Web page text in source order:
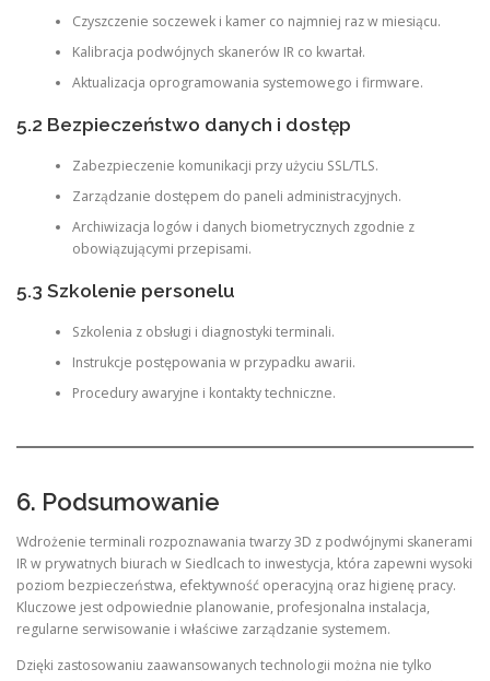
Czyszczenie soczewek i kamer co najmniej raz w miesiącu.
Kalibracja podwójnych skanerów IR co kwartał.
Aktualizacja oprogramowania systemowego i firmware.
5.2 Bezpieczeństwo danych i dostęp
Zabezpieczenie komunikacji przy użyciu SSL/TLS.
Zarządzanie dostępem do paneli administracyjnych.
Archiwizacja logów i danych biometrycznych zgodnie z
obowiązującymi przepisami.
5.3 Szkolenie personelu
Szkolenia z obsługi i diagnostyki terminali.
Instrukcje postępowania w przypadku awarii.
Procedury awaryjne i kontakty techniczne.
6. Podsumowanie
Wdrożenie terminali rozpoznawania twarzy 3D z podwójnymi skanerami
IR w prywatnych biurach w Siedlcach to inwestycja, która zapewni wysoki
poziom bezpieczeństwa, efektywność operacyjną oraz higienę pracy.
Kluczowe jest odpowiednie planowanie, profesjonalna instalacja,
regularne serwisowanie i właściwe zarządzanie systemem.
Dzięki zastosowaniu zaawansowanych technologii można nie tylko